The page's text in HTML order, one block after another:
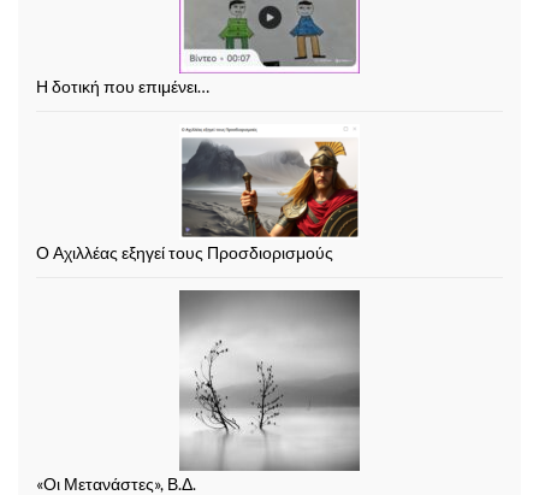
Η δοτική που επιμένει…
Ο Αχιλλέας εξηγεί τους Προσδιορισμούς
«Οι Μετανάστες», Β.Δ.